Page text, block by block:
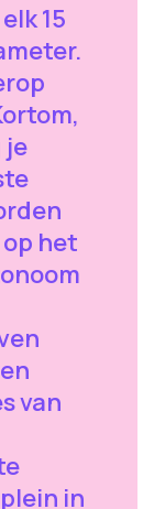
15
je
het
van
in